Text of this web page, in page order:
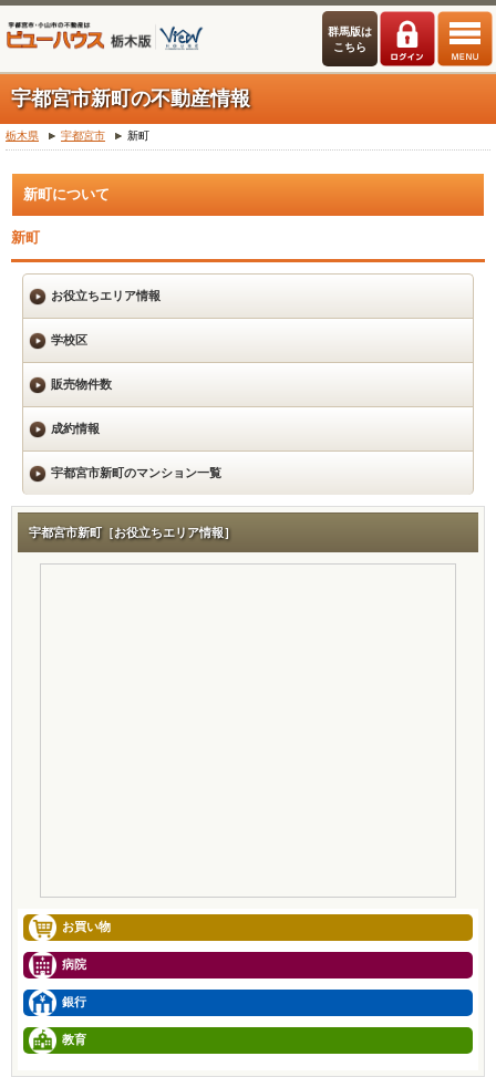
群馬版は
こちら
宇都宮市新町の不動産情報
栃木県 宇都宮市 新町
新町について
新町
お役立ちエリア情報
学校区
販売物件数
成約情報
宇都宮市新町のマンション一覧
宇都宮市新町［お役立ちエリア情報］
お買い物
病院
銀行
教育